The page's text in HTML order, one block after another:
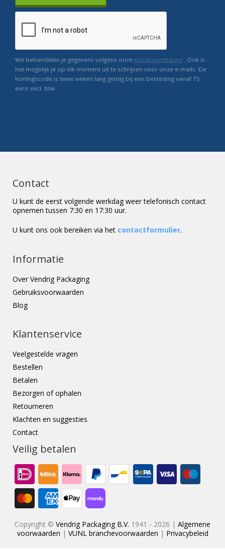
We behandelen je gegevens volgens onze privacyverklaring . Ook is
het mogelijk je op elk moment uit te schrijven voor onze e-mails. De
kortingscode is twee weken lang geldig bij een besteding vanaf 75
euro excl. btw.
Contact
U kunt de eerst volgende werkdag weer telefonisch contact
opnemen tussen 7:30 en 17:30 uur.
U kunt ons ook bereiken via het contactformulier.
Informatie
Over Vendrig Packaging
Gebruiksvoorwaarden
Blog
Klantenservice
Veelgestelde vragen
Bestellen
Betalen
Bezorgen of ophalen
Retourneren
Klachten en suggesties
Contact
Veilig betalen
Copyright © Vendrig Packaging B.V. 1941 - 2026 | Algemene
voorwaarden | VUNL branchevoorwaarden | Privacybeleid